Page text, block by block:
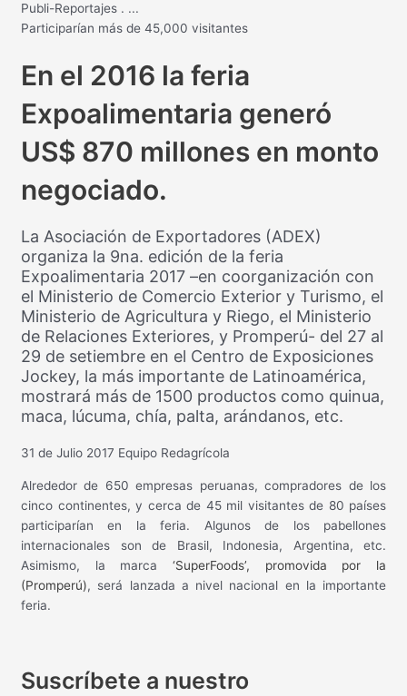
Publi-Reportajes . ...
Participarían más de 45,000 visitantes
En el 2016 la feria
Expoalimentaria generó
US$ 870 millones en monto
negociado.
La Asociación de Exportadores (ADEX)
organiza la 9na. edición de la feria
Expoalimentaria 2017 –en coorganización con
el Ministerio de Comercio Exterior y Turismo, el
Ministerio de Agricultura y Riego, el Ministerio
de Relaciones Exteriores, y Promperú- del 27 al
29 de setiembre en el Centro de Exposiciones
Jockey, la más importante de Latinoamérica,
mostrará más de 1500 productos como quinua,
maca, lúcuma, chía, palta, arándanos, etc.
31 de Julio 2017 Equipo Redagrícola
Alrededor de 650 empresas peruanas, compradores de los
cinco continentes, y cerca de 45 mil visitantes de 80 países
participarían en la feria. Algunos de los pabellones
internacionales son de Brasil, Indonesia, Argentina, etc.
Asimismo, la marca ‘SuperFoods’, promovida por la
(Promperú), será lanzada a nivel nacional en la importante
feria.
Suscríbete a nuestro